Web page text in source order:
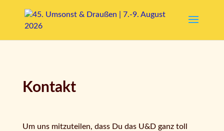
Kontakt
Um uns mitzuteilen, dass Du das U&D ganz toll